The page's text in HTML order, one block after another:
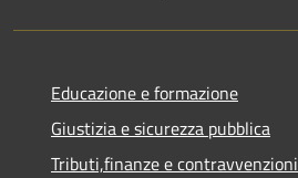
Educazione e formazione
Giustizia e sicurezza pubblica
Tributi,finanze e contravvenzioni